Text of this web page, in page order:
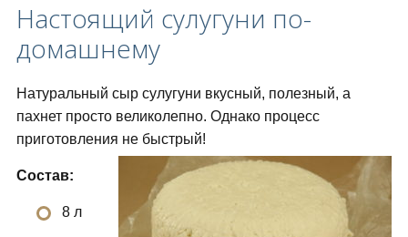
Настоящий сулугуни по-
домашнему
Натуральный сыр сулугуни вкусный, полезный, а
пахнет просто великолепно. Однако процесс
приготовления не быстрый!
Состав:
8 л